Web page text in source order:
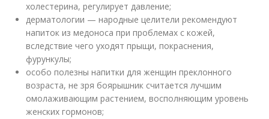
холестерина, регулирует давление;
дерматологии — народные целители рекомендуют
напиток из медоноса при проблемах с кожей,
вследствие чего уходят прыщи, покраснения,
фурункулы;
особо полезны напитки для женщин преклонного
возраста, не зря боярышник считается лучшим
омолаживающим растением, восполняющим уровень
женских гормонов;